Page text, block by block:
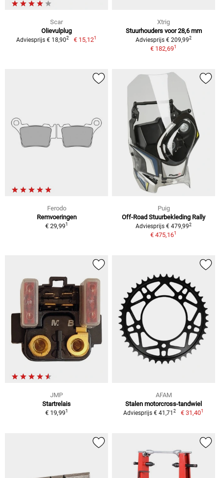
Scar
Olievulplug
Adviesprijs € 18,902 € 15,121
Xtrig
Stuurhouders voor 28,6 mm
Adviesprijs € 209,992
€ 182,691
Ferodo
Remvoeringen
€ 29,991
Puig
Off-Road Stuurbekleding Rally
Adviesprijs € 479,992
€ 475,161
JMP
Startrelais
€ 19,991
AFAM
Stalen motorcross-tandwiel
Adviesprijs € 41,712 € 31,401